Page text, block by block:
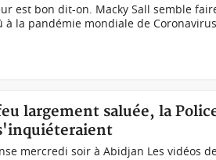
est bon dit-on. Macky Sall semble
la pandémie mondiale de
largement saluée, la
mercredi soir à Abidjan Les vidéos